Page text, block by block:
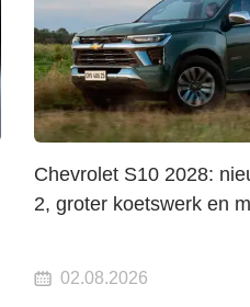
Chevrolet S10 2028:
2, groter koetswerk en
02.08.2026